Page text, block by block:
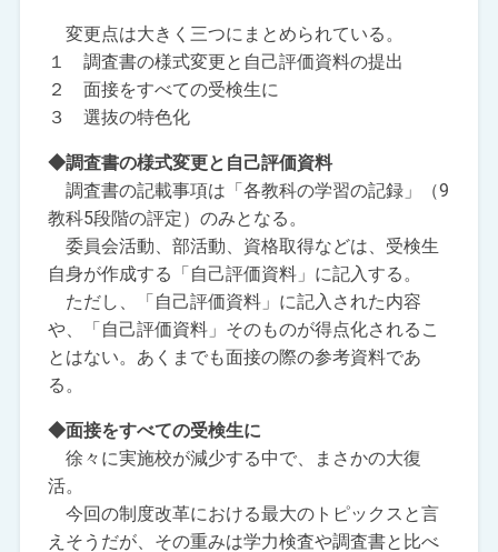
変更点は大きく三つにまとめられている。
１ 調査書の様式変更と自己評価資料の提出
２ 面接をすべての受検生に
３ 選抜の特色化
◆調査書の様式変更と自己評価資料
調査書の記載事項は「各教科の学習の記録」（9
教科5段階の評定）のみとなる。
委員会活動、部活動、資格取得などは、受検生
自身が作成する「自己評価資料」に記入する。
ただし、「自己評価資料」に記入された内容
や、「自己評価資料」そのものが得点化されるこ
とはない。あくまでも面接の際の参考資料であ
る。
◆面接をすべての受検生に
徐々に実施校が減少する中で、まさかの大復
活。
今回の制度改革における最大のトピックスと言
えそうだが、その重みは学力検査や調査書と比べ